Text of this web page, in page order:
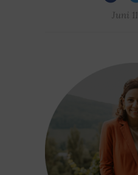
Juni